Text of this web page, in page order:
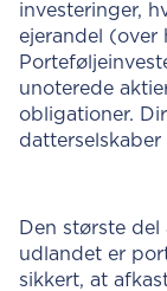
investeringer,
ejerandel (over
unoterede
obligationer.
Den største
udlandet er
sikkert, at